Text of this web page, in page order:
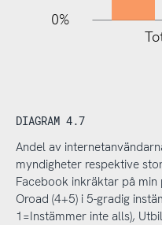
0%
DIAGRAM 4.7
Andel av
myndigheter respektive
Facebook inkräktar på
Oroad (4+5) i 5-gradig
1=Instämmer inte alls),